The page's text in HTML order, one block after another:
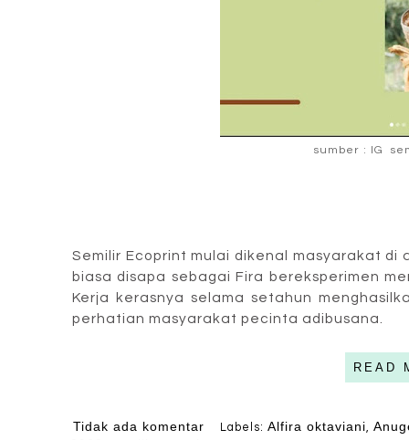
sumber : IG
Semilir Ecoprint mulai dikenal masyarakat
biasa disapa sebagai Fira bereksperimen
Kerja kerasnya selama setahun
perhatian masyarakat pecinta adibusana.
READ
Tidak ada komentar Labels:Alfira oktaviani,